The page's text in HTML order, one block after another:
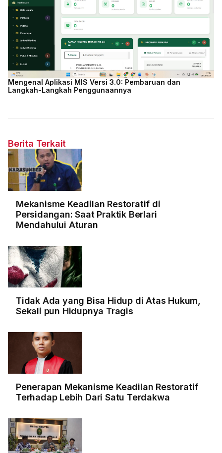
Mengenal Aplikasi MIS Versi 3.0: Pembaruan dan
Langkah-Langkah Penggunaannya
Berita Terkait
Mekanisme Keadilan Restoratif di
Persidangan: Saat Praktik Berlari
Mendahului Aturan
Tidak Ada yang Bisa Hidup di Atas Hukum,
Sekali pun Hidupnya Tragis
Penerapan Mekanisme Keadilan Restoratif
Terhadap Lebih Dari Satu Terdakwa